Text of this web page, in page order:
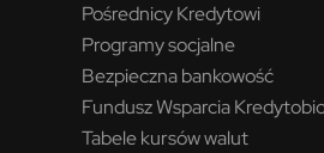
Pośrednicy Kredytowi
Programy socjalne
Bezpieczna bankowość
Fundusz Wsparcia
Tabele kursów walut